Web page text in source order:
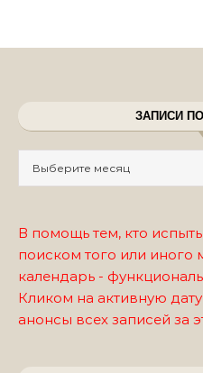
ЗАПИСИ
В помощь тем, кто
поиском того или иного
календарь -
Кликом на активную
анонсы всех записей за